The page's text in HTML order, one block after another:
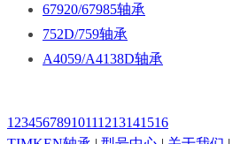
67920/67985轴承
752D/759轴承
A4059/A4138D轴承
1 2345678910111213141516